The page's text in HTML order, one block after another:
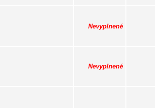
Nevyplnené
Nevyplnené